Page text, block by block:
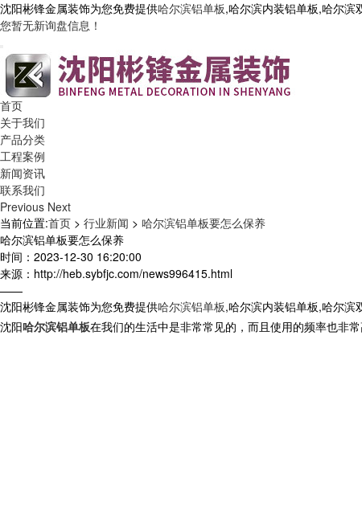
沈阳彬锋金属装饰为您免费提供哈尔滨铝单板,哈尔滨内装铝单板,哈尔滨
您暂无新询盘信息！
首页
关于我们
产品分类
工程案例
新闻资讯
联系我们
Previous Next
当前位置:首页 > 行业新闻 > 哈尔滨铝单板要怎么保养
哈尔滨铝单板要怎么保养
时间：2023-12-30 16:20:00
来源：http://heb.sybfjc.com/news996415.html
——
沈阳彬锋金属装饰为您免费提供哈尔滨铝单板,哈尔滨内装铝单板,哈尔滨
沈阳哈尔滨铝单板在我们的生活中是非常常见的，而且使用的频率也非